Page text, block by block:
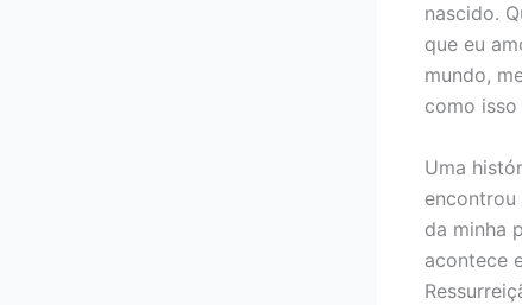
nascido.
que eu
mundo,
como
Uma
da minha
acontece